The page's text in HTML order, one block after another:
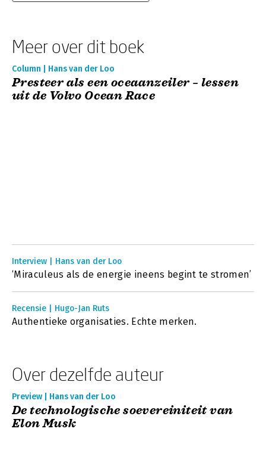
Meer over dit boek
Column | Hans van der Loo
Presteer als een oceaanzeiler – lessen
uit de Volvo Ocean Race
Interview | Hans van der Loo
‘Miraculeus als de energie ineens begint te stromen’
Recensie | Hugo-Jan Ruts
Authentieke organisaties. Echte merken.
Over dezelfde auteur
Preview | Hans van der Loo
De technologische soevereiniteit van
Elon Musk